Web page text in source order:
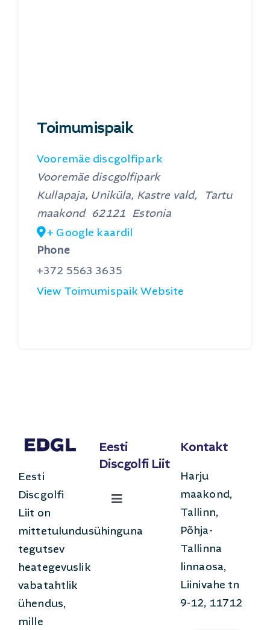
Toimumispaik
Vooremäe discgolfipark
Vooremäe discgolfipark
Kullapaja, Uniküla, Kastre vald,
Tartu
maakond
62121
Estonia
+ Google kaardil
Phone
+372 5563 3635
View Toimumispaik Website
Eesti
Discgolfi
Liit on
mittetulundusühinguna
tegutsev
heategevuslik
vabatahtlik
ühendus,
mille
Eesti
Discgolfi Liit
Toggle
Uudised
Mis on Discgolf?
Kontakt
Harju
maakond,
Tallinn,
Põhja-
Tallinna
linnaosa,
Liinivahe tn
9-12, 11712